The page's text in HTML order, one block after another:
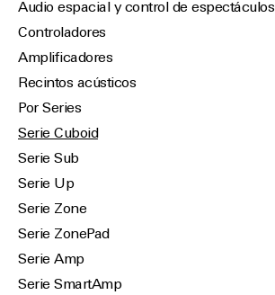
Audio espacial y control de espectáculos
Controladores
Amplificadores
Recintos acústicos
Por Series
Serie Cuboid
Serie Sub
Serie Up
Serie Zone
Serie ZonePad
Serie Amp
Serie SmartAmp